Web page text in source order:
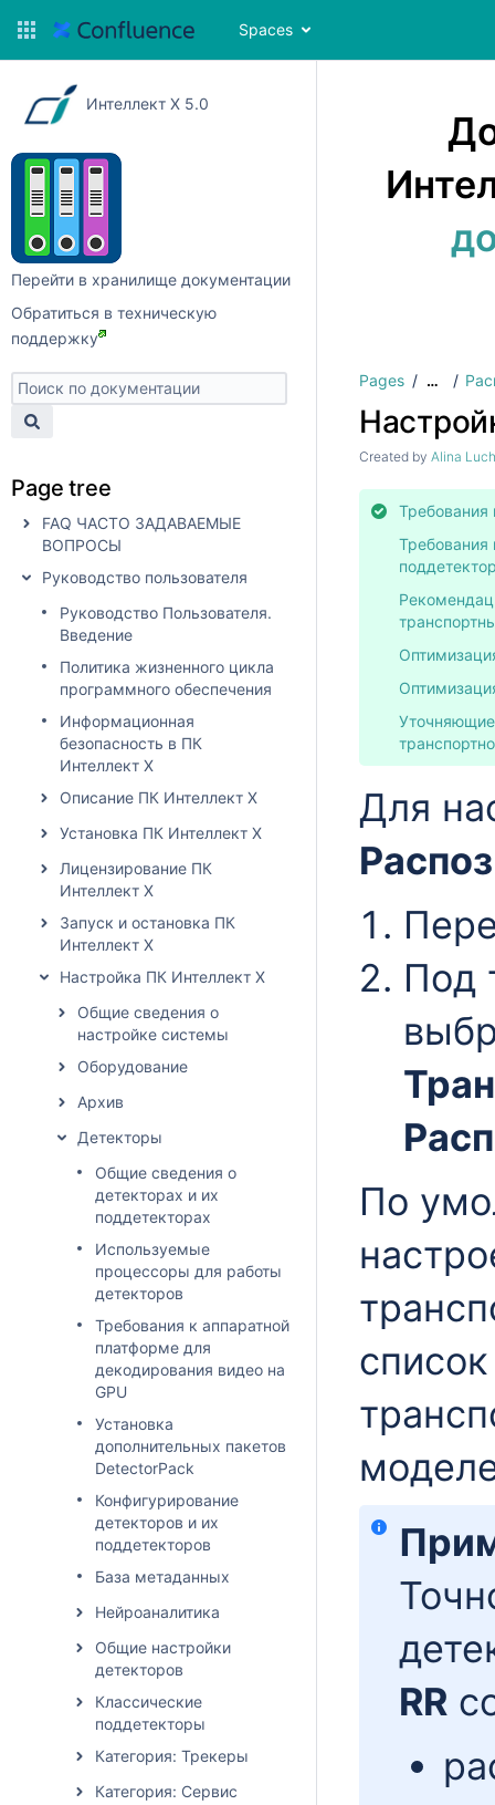
Spaces
Интеллект X 5.0
Перейти в хранилище документации
Обратиться в техническую
поддержку
Page tree
FAQ ЧАСТО ЗАДАВАЕМЫЕ
ВОПРОСЫ
Руководство пользователя
Руководство Пользователя.
Введение
Политика жизненного цикла
программного обеспечения
Информационная
безопасность в ПК
Интеллект X
Описание ПК Интеллект X
Установка ПК Интеллект X
Лицензирование ПК
Интеллект X
Запуск и остановка ПК
Интеллект X
Настройка ПК Интеллект X
Общие сведения о
настройке системы
Оборудование
Архив
Детекторы
Общие сведения о
детекторах и их
поддетекторах
Используемые
процессоры для работы
детекторов
Требования к аппаратной
платформе для
декодирования видео на
GPU
Установка
дополнительных пакетов
DetectorPack
Конфигурирование
детекторов и их
поддетекторов
База метаданных
Нейроаналитика
Общие настройки
детекторов
Классические
поддетекторы
Категория: Трекеры
Категория: Сервис
Pages …
Created by Alina
Требования
Требования
Для
Под
По
RR